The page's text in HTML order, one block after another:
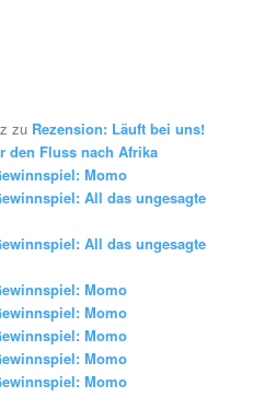
zu Rezension: Läuft bei uns!
den Fluss nach Afrika
Momo
All das ungesagte
All das ungesagte
Momo
Momo
Momo
Momo
Momo